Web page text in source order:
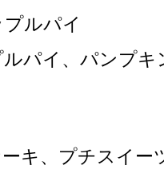
ルパイ
パイ、パンプキ
キ、プチスイー